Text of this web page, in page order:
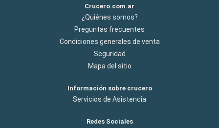
Crucero.com.ar
¿Quiénes somos?
Preguntas frecuentes
Condiciones generales de venta
Seguridad
Mapa del sitio
Información sobre crucero
Servicios de Asistencia
Redes Sociales